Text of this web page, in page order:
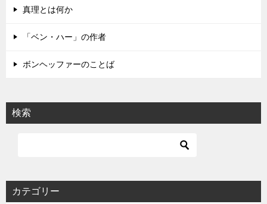
真理とは何か
「ベン・ハー」の作者
ボンヘッファーのことば
検索
カテゴリー